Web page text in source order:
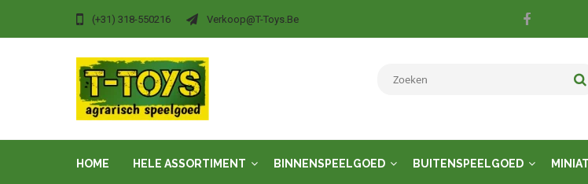
(+31) 318-550216 Verkoop@t-Toys.be
HOME HELE ASSORTIMENT BINNENSPEELGOED BUITENSPEELGOED